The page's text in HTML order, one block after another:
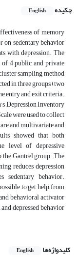
چکیده
English
of memory
sedentary behavior
with depression. The
4 public and private
sampling method
in three groups (two
entry and exit criteria.
Depression Inventory
were used to collect
and multivariate and
showed that both
level of depressive
the Gantrel group. The
reduces depression
sedentary behavior.
to get help from
behavioral activator
depressed behavior
کلیدواژه‌ها English